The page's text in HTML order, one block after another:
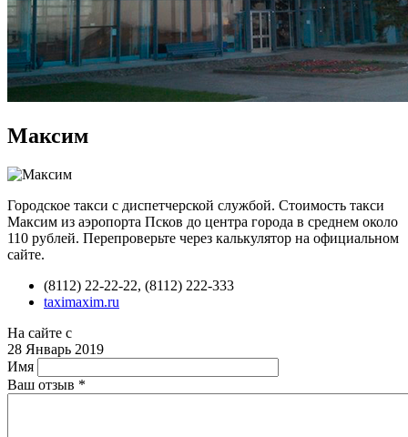
Максим
Городское такси с диспетчерской службой. Стоимость такси
Максим из аэропорта Псков до центра города в среднем около
110 рублей. Перепроверьте через калькулятор на официальном
сайте.
(8112) 22-22-22, (8112) 222-333
taximaxim.ru
На сайте с
28 Январь 2019
Имя
Ваш отзыв *